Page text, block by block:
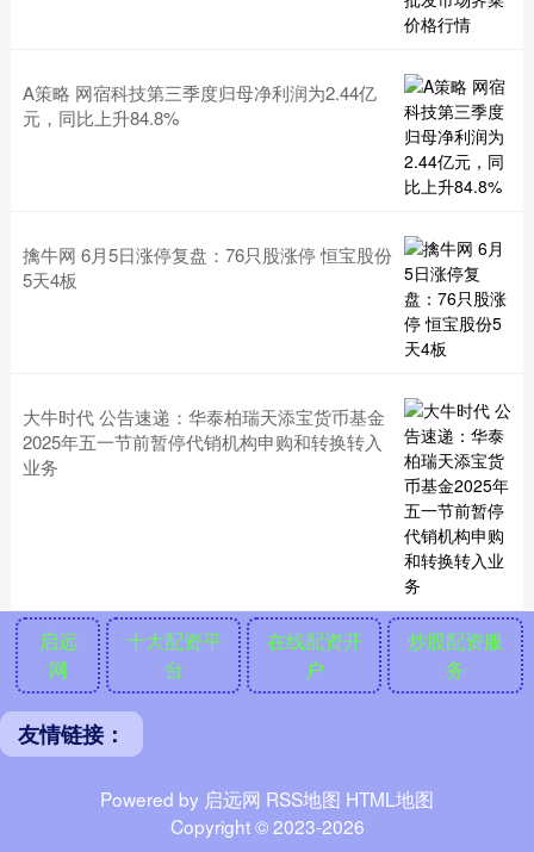
A策略 网宿科技第三季度归母净利润为2.44亿
元，同比上升84.8%
擒牛网 6月5日涨停复盘：76只股涨停 恒宝股份
5天4板
大牛时代 公告速递：华泰柏瑞天添宝货币基金
2025年五一节前暂停代销机构申购和转换转入
业务
启远
网
十大配资平
台
在线配资开
户
炒股配资服
务
友情链接：
Powered by 启远网 RSS地图 HTML地图
Copyright© 2023-2026